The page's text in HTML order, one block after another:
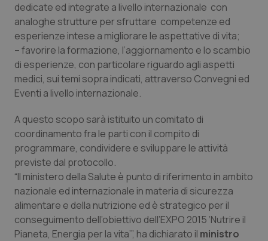
Sardegna
Sicilia
Toscana
Valle D’Aosta
Veneto
Malattia di Crohn & Rettocolite Ulcerosa
Neuroscienze & patologie neurodegenerative
Obesità
Oncodermatologia
Oncoematologia
Oncologia & Nutrizione
Psoriasi & pelle
dedicate ed integrate a livello internazionale con
analoghe strutture per sfruttare competenze ed
esperienze intese a migliorare le aspettative di vita;
– favorire la formazione, l’aggiornamento e lo scambio
di esperienze, con particolare riguardo agli aspetti
medici, sui temi sopra indicati, attraverso Convegni ed
Eventi a livello internazionale.
A questo scopo sarà istituito un comitato di
coordinamento fra le parti con il compito di
programmare, condividere e sviluppare le attività
previste dal protocollo.
“Il ministero della Salute è punto di riferimento in ambito
nazionale ed internazionale in materia di sicurezza
alimentare e della nutrizione ed è strategico per il
conseguimento dell’obiettivo dell’EXPO 2015 ‘Nutrire il
Pianeta, Energia per la vita’”, ha dichiarato il ministro